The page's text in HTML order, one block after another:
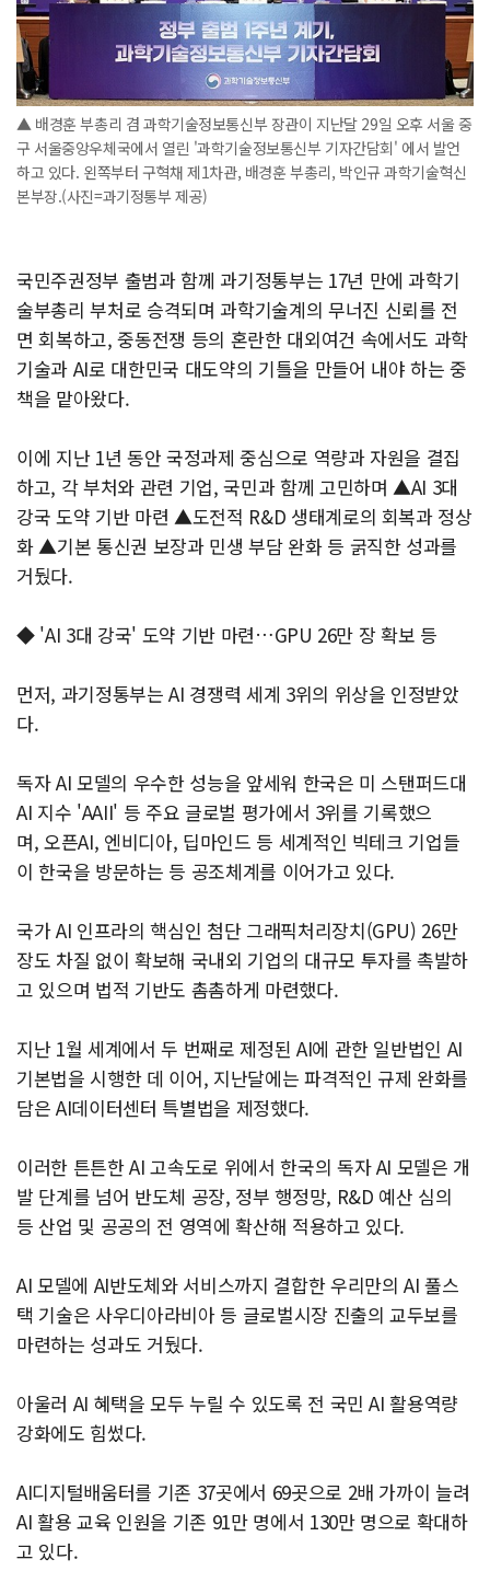
▲ 배경훈 부총리 겸 과학기술정보통신부 장관이 지난달 29일 오후 서울 중
구 서울중앙우체국에서 열린 '과학기술정보통신부 기자간담회' 에서 발언
하고 있다. 왼쪽부터 구혁채 제1차관, 배경훈 부총리, 박인규 과학기술혁신
본부장.(사진=과기정통부 제공)
국민주권정부 출범과 함께 과기정통부는 17년 만에 과학기
술부총리 부처로 승격되며 과학기술계의 무너진 신뢰를 전
면 회복하고, 중동전쟁 등의 혼란한 대외여건 속에서도 과학
기술과 AI로 대한민국 대도약의 기틀을 만들어 내야 하는 중
책을 맡아왔다.
이에 지난 1년 동안 국정과제 중심으로 역량과 자원을 결집
하고, 각 부처와 관련 기업, 국민과 함께 고민하며 ▲AI 3대
강국 도약 기반 마련 ▲도전적 R&D 생태계로의 회복과 정상
화 ▲기본 통신권 보장과 민생 부담 완화 등 굵직한 성과를
거뒀다.
◆ 'AI 3대 강국' 도약 기반 마련…GPU 26만 장 확보 등
먼저, 과기정통부는 AI 경쟁력 세계 3위의 위상을 인정받았
다.
독자 AI 모델의 우수한 성능을 앞세워 한국은 미 스탠퍼드대
AI 지수 'AAII' 등 주요 글로벌 평가에서 3위를 기록했으
며, 오픈AI, 엔비디아, 딥마인드 등 세계적인 빅테크 기업들
이 한국을 방문하는 등 공조체계를 이어가고 있다.
국가 AI 인프라의 핵심인 첨단 그래픽처리장치(GPU) 26만
장도 차질 없이 확보해 국내외 기업의 대규모 투자를 촉발하
고 있으며 법적 기반도 촘촘하게 마련했다.
지난 1월 세계에서 두 번째로 제정된 AI에 관한 일반법인 AI
기본법을 시행한 데 이어, 지난달에는 파격적인 규제 완화를
담은 AI데이터센터 특별법을 제정했다.
이러한 튼튼한 AI 고속도로 위에서 한국의 독자 AI 모델은 개
발 단계를 넘어 반도체 공장, 정부 행정망, R&D 예산 심의
등 산업 및 공공의 전 영역에 확산해 적용하고 있다.
AI 모델에 AI반도체와 서비스까지 결합한 우리만의 AI 풀스
택 기술은 사우디아라비아 등 글로벌시장 진출의 교두보를
마련하는 성과도 거뒀다.
아울러 AI 혜택을 모두 누릴 수 있도록 전 국민 AI 활용역량
강화에도 힘썼다.
AI디지털배움터를 기존 37곳에서 69곳으로 2배 가까이 늘려
AI 활용 교육 인원을 기존 91만 명에서 130만 명으로 확대하
고 있다.